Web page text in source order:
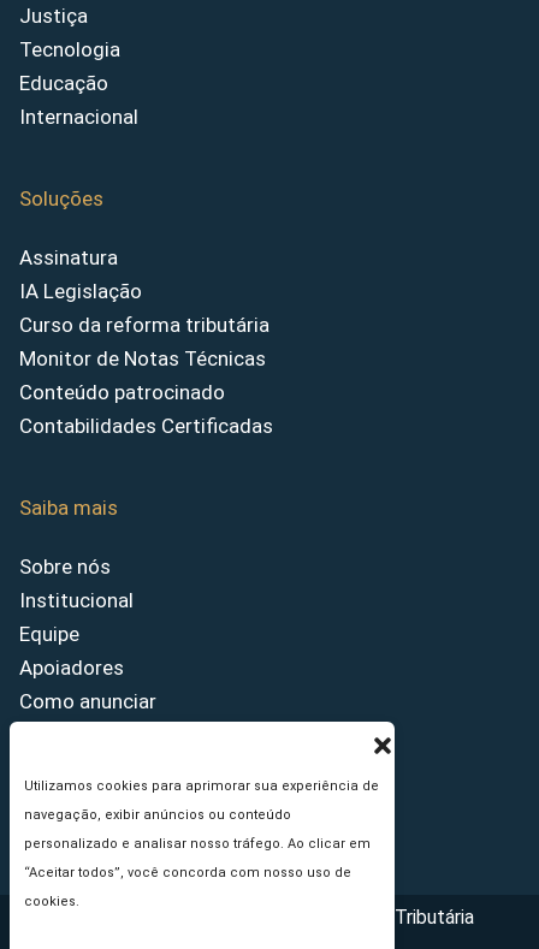
Utilizamos cookies para aprimorar sua experiência de
navegação, exibir anúncios ou conteúdo
personalizado e analisar nosso tráfego. Ao clicar em
“Aceitar todos”, você concorda com nosso uso de
cookies.
Justiça
Tecnologia
Educação
Internacional
Soluções
Assinatura
IA Legislação
Curso da reforma tributária
Monitor de Notas Técnicas
Conteúdo patrocinado
Contabilidades Certificadas
Saiba mais
Sobre nós
Institucional
Equipe
Apoiadores
Como anunciar
Princípios Editoriais
Copyright © 2026 - Portal da Reforma Tributária